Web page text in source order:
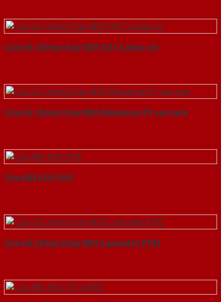
Cửa Gỗ Chống Cháy MDF O4 C1 phao chi
Cửa Gỗ Chống Cháy MDF Melamine P1 van kem
Cửa ABS KOS 101E
Cửa Gỗ Chống Cháy MDF Laminate P1R2